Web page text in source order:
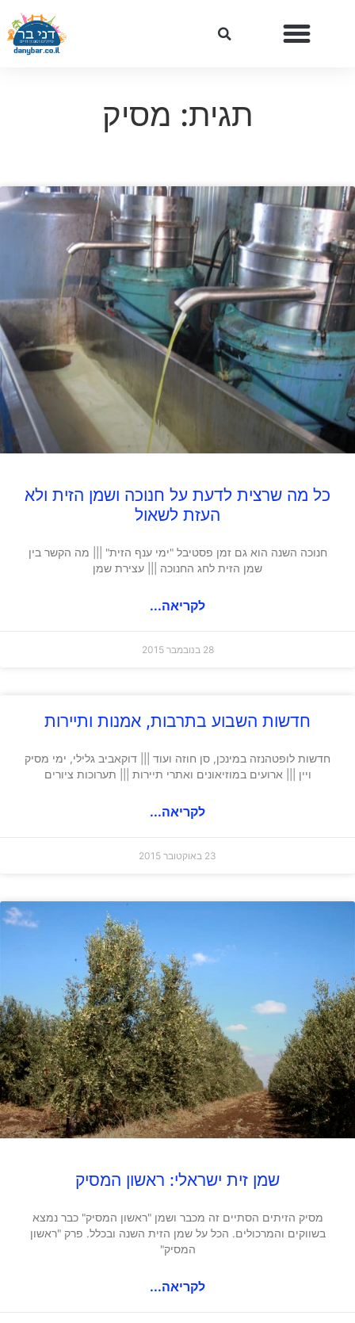
תגית: מסיק
כל מה שרצית לדעת על חנוכה ושמן הזית ולא
העזת לשאול
חנוכה השנה הוא גם זמן פסטיבל "ימי ענף הזית" ||| מה הקשר בין
שמן הזית לחג החנוכה ||| עצירת שמן
לקריאה...
28 בנובמבר 2015
חדשות השבוע בתרבות, אמנות ותיירות
חדשות לופטהנזה במינכן, סן חוזה ועוד ||| דוקאביב גלילי, ימי מסיק
ויין ||| ארועים במוזיאונים ואתרי תיירות ||| תערוכות ציורים
לקריאה...
23 באוקטובר 2015
שמן זית ישראלי: ראשון המסיק
מסיק הזיתים הסתיים זה מכבר ושמן "ראשון המסיק" כבר נמצא
בשווקים והמרכולים. הכל על שמן הזית השנה ובכלל. פרק "ראשון
המסיק"
לקריאה...